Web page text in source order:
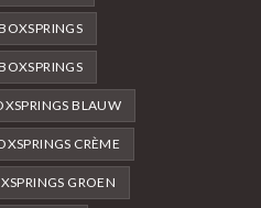
BLAUW
CRÈME
GROEN